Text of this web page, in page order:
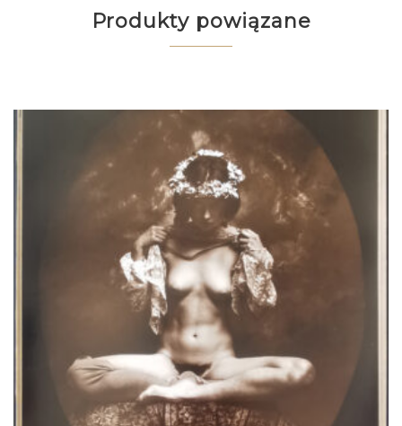
Produkty powiązane